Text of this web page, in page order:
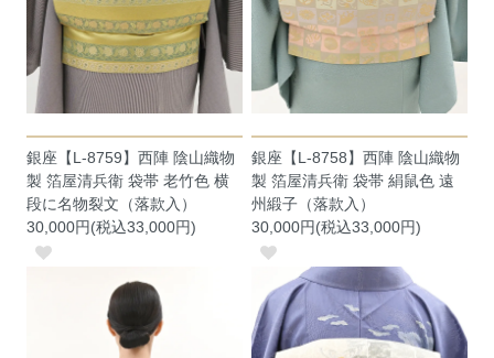
銀座【L-8759】西陣 陰山織物
製 箔屋清兵衛 袋帯 老竹色 横
段に名物裂文（落款入）
30,000円(税込33,000円)
銀座【L-8758】西陣 陰山織物
製 箔屋清兵衛 袋帯 絹鼠色 遠
州緞子（落款入）
30,000円(税込33,000円)